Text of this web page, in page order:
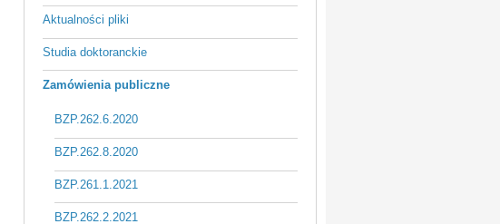
Aktualności pliki
Studia doktoranckie
Zamówienia publiczne
BZP.262.6.2020
BZP.262.8.2020
BZP.261.1.2021
BZP.262.2.2021